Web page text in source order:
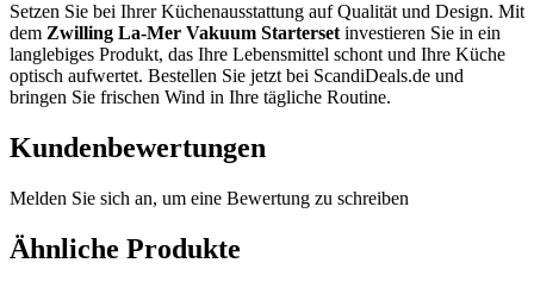
Setzen Sie bei Ihrer Küchenausstattung auf Qualität und Design. Mit
dem Zwilling La-Mer Vakuum Starterset investieren Sie in ein
langlebiges Produkt, das Ihre Lebensmittel schont und Ihre Küche
optisch aufwertet. Bestellen Sie jetzt bei ScandiDeals.de und
bringen Sie frischen Wind in Ihre tägliche Routine.
Kundenbewertungen
Melden Sie sich an, um eine Bewertung zu schreiben
Ähnliche Produkte